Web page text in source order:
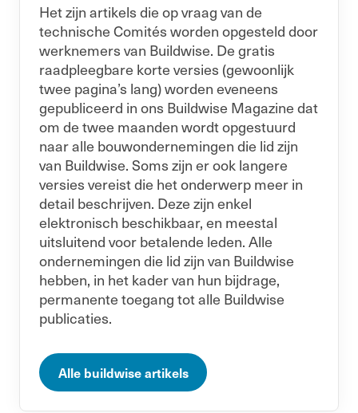
Het zijn artikels die op vraag van de
technische Comités worden opgesteld door
werknemers van Buildwise. De gratis
raadpleegbare korte versies (gewoonlijk
twee pagina’s lang) worden eveneens
gepubliceerd in ons Buildwise Magazine dat
om de twee maanden wordt opgestuurd
naar alle bouwondernemingen die lid zijn
van Buildwise. Soms zijn er ook langere
versies vereist die het onderwerp meer in
detail beschrijven. Deze zijn enkel
elektronisch beschikbaar, en meestal
uitsluitend voor betalende leden. Alle
ondernemingen die lid zijn van Buildwise
hebben, in het kader van hun bijdrage,
permanente toegang tot alle Buildwise
publicaties.
Alle buildwise artikels